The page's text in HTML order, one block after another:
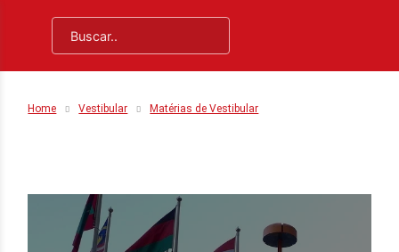
Home Vestibular Matérias de Vestibular